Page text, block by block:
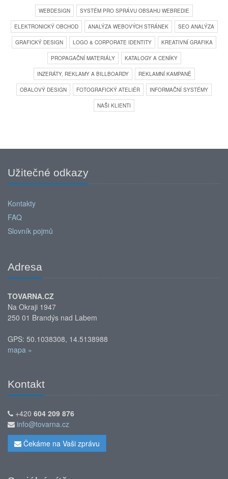
WEBDESIGN SYSTÉM PRO SPRÁVU OBSAHU WEBREDIE
ELEKTRONICKÝ OBCHOD ANALÝZA WEBOVÝCH STRÁNEK SEO ANALÝZA
GRAFICKÝ DESIGN LOGO & CORPORATE IDENTITY KREATIVNÍ GRAFIKA
PROPAGAČNÍ MATERIÁLY KATALOGY A CENÍKY
INZERÁTY, REKLAMY A BILLBOARDY REKLAMNÍ KAMPANĚ
OBALOVÝ DESIGN FOTOGRAFICKÝ ATELIÉR INFORMAČNÍ SYSTÉMY
NAŠI KLIENTI
Užitečné odkazy
Kontakty
FAQ
Slovník pojmů
Adresa
TOVARNA.CZ
Na Okraji 1947
250 01 Brandýs nad Labem
GPS: 50.1038308, 14.5138988
mapa »
Kontakt
+420 604 209 876
info@tovarna.cz
Čekáme na Vaši zprávu